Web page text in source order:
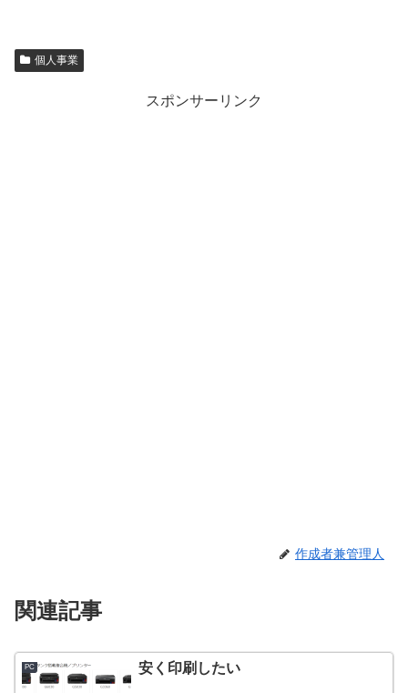
個人事業
スポンサーリンク
作成者兼管理人
関連記事
PC 安く印刷したい